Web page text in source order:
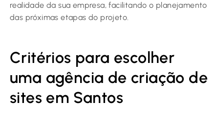
realidade da sua empresa, facilitando o planejamento
das próximas etapas do projeto.
Critérios para escolher
uma agência de criação de
sites em Santos